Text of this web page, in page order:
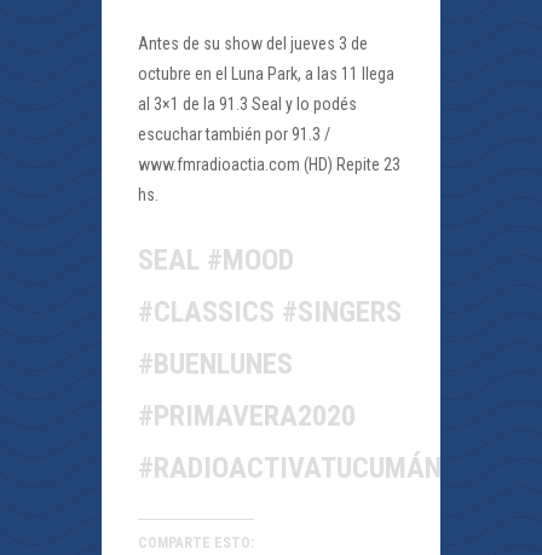
Antes de su show del jueves 3 de
octubre en el Luna Park, a las 11 llega
al 3×1 de la 91.3 Seal y lo podés
escuchar también por 91.3 /
www.fmradioactia.com (HD) Repite 23
hs.
SEAL #MOOD
#CLASSICS #SINGERS
#BUENLUNES
#PRIMAVERA2020
#RADIOACTIVATUCUMÁN
COMPARTE ESTO: